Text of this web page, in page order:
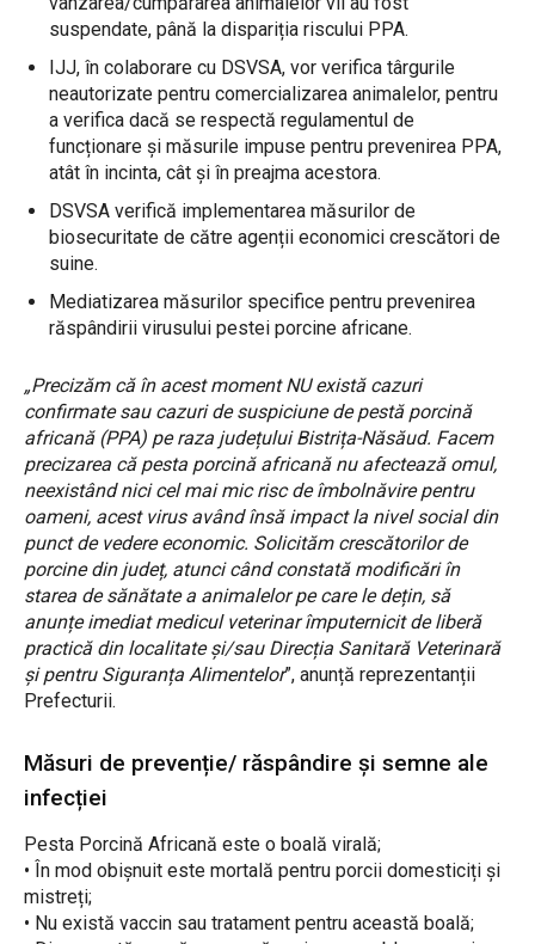
suspendate, până la dispariția riscului PPA.
IJJ, în colaborare cu DSVSA, vor verifica târgurile
neautorizate pentru comercializarea animalelor, pentru
a verifica dacă se respectă regulamentul de
funcționare și măsurile impuse pentru prevenirea PPA,
atât în incinta, cât și în preajma acestora.
DSVSA verifică implementarea măsurilor de
biosecuritate de către agenții economici crescători de
suine.
Mediatizarea măsurilor specifice pentru prevenirea
răspândirii virusului pestei porcine africane.
„Precizăm că în acest moment NU există cazuri
confirmate sau cazuri de suspiciune de pestă porcină
africană (PPA) pe raza județului Bistrița-Năsăud. Facem
precizarea că pesta porcină africană nu afectează omul,
neexistând nici cel mai mic risc de îmbolnăvire pentru
oameni, acest virus având însă impact la nivel social din
punct de vedere economic. Solicităm crescătorilor de
porcine din județ, atunci când constată modificări în
starea de sănătate a animalelor pe care le dețin, să
anunțe imediat medicul veterinar împuternicit de liberă
practică din localitate și/sau Direcția Sanitară Veterinară
și pentru Siguranța Alimentelor”, anunță reprezentanții
Prefecturii.
Măsuri de prevenție/ răspândire și semne ale
infecției
Pesta Porcină Africană este o boală virală;
• În mod obișnuit este mortală pentru porcii domesticiți și
mistreți;
• Nu există vaccin sau tratament pentru această boală;